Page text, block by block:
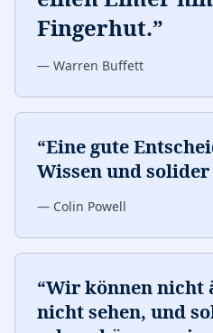
Fingerhut.”
— Warren Buffett
“Eine gute
Wissen und
— Colin Powell
“Wir können nicht
nicht sehen, und